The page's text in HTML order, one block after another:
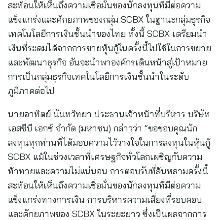
สะท้อนให้เห็นถึงความเชื่อมั่นของนักลงทุนที่มีต่อความ
แข็งแกร่งและศักยภาพของกลุ่ม SCBX ในฐานะกลุ่มธุรกิจ
เทคโนโลยีการเงินชั้นนำของไทย ทั้งนี้ SCBX เตรียมนำ
เงินที่ระดมได้จากการขายหุ้นกู้ในครั้งนี้ไปใช้ในการขยาย
และพัฒนาธุรกิจ อันจะนำพาองค์กรเดินหน้าสู่เป้าหมาย
การเป็นกลุ่มธุรกิจเทคโนโลยีการเงินชั้นนำในระดับ
ภูมิภาคต่อไป
นายอาทิตย์ นันทวิทยา ประธานเจ้าหน้าที่บริหาร บริษัท
เอสซีบี เอกซ์ จำกัด (มหาชน) กล่าวว่า “ขอขอบคุณนัก
ลงทุนทุกท่านที่ได้มอบความไว้วางใจในการลงทุนในหุ้นกู้
SCBX แม้ในช่วงเวลาที่เศรษฐกิจทั่วโลกเผชิญกับความ
ท้าทายและความไม่แน่นอน การตอบรับที่ล้นหลามครั้งนี้
สะท้อนให้เห็นถึงความเชื่อมั่นของนักลงทุนที่มีต่อความ
แข็งแกร่งทางการเงิน การบริหารความเสี่ยงที่รอบคอบ
และศักยภาพของ SCBX ในระยะยาว ซึ่งเป็นผลจากการ